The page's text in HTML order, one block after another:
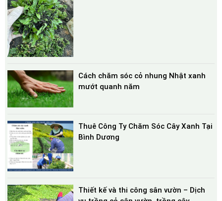
Cách chăm sóc cỏ nhung Nhật xanh
mướt quanh năm
Thuê Công Ty Chăm Sóc Cây Xanh Tại
Bình Dương
Thiết kế và thi công sân vườn – Dịch